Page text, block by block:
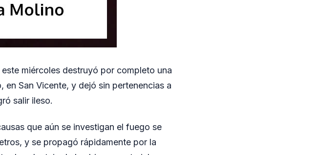
miércoles destruyó por completo una
San Vicente, y dejó sin pertenencias a
salir ileso.
que aún se investigan el fuego se
y se propagó rápidamente por la